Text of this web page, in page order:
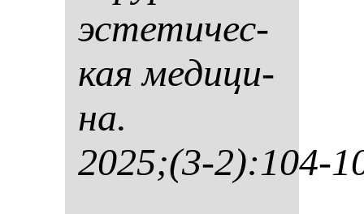
эс­те­ти­чес­
кая ме­ди­ци­
на.
2025;(3-2):104-